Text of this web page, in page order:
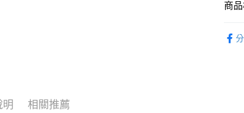
黑貓
商
明 相關推薦